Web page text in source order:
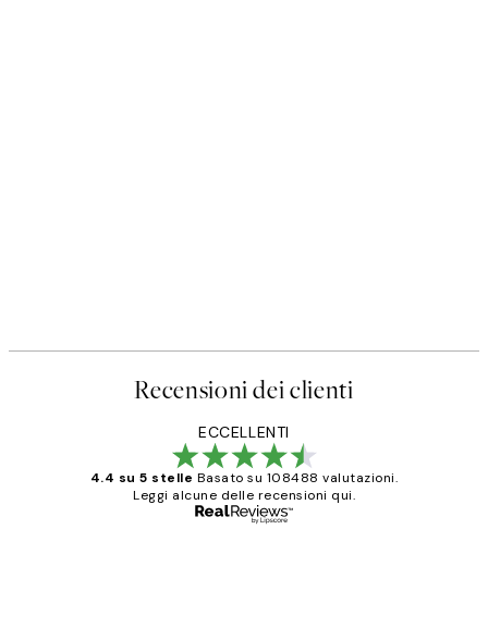
Recensioni dei clienti
ECCELLENTI
4.4 su 5 stelle Basato su 108488 valutazioni.
Leggi alcune delle recensioni qui.